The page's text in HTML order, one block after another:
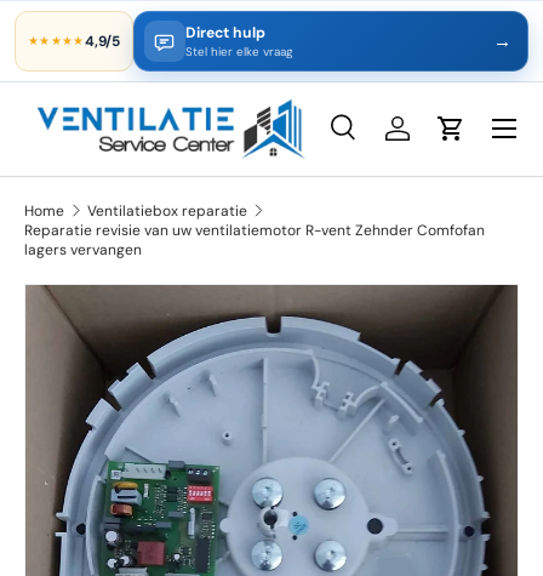
Ga naar inhoud
★★★★★4,9/5 Direct hulp
Stel hier elke vraag →
Zoeken
Productsoort
ZoekenInloggen
Home
Ventilatiebox reparatie
Reparatie revisie van uw ventilatiemotor R-vent Zehnder Comfofan
lagers vervangen
Ga direct naar productinformatie